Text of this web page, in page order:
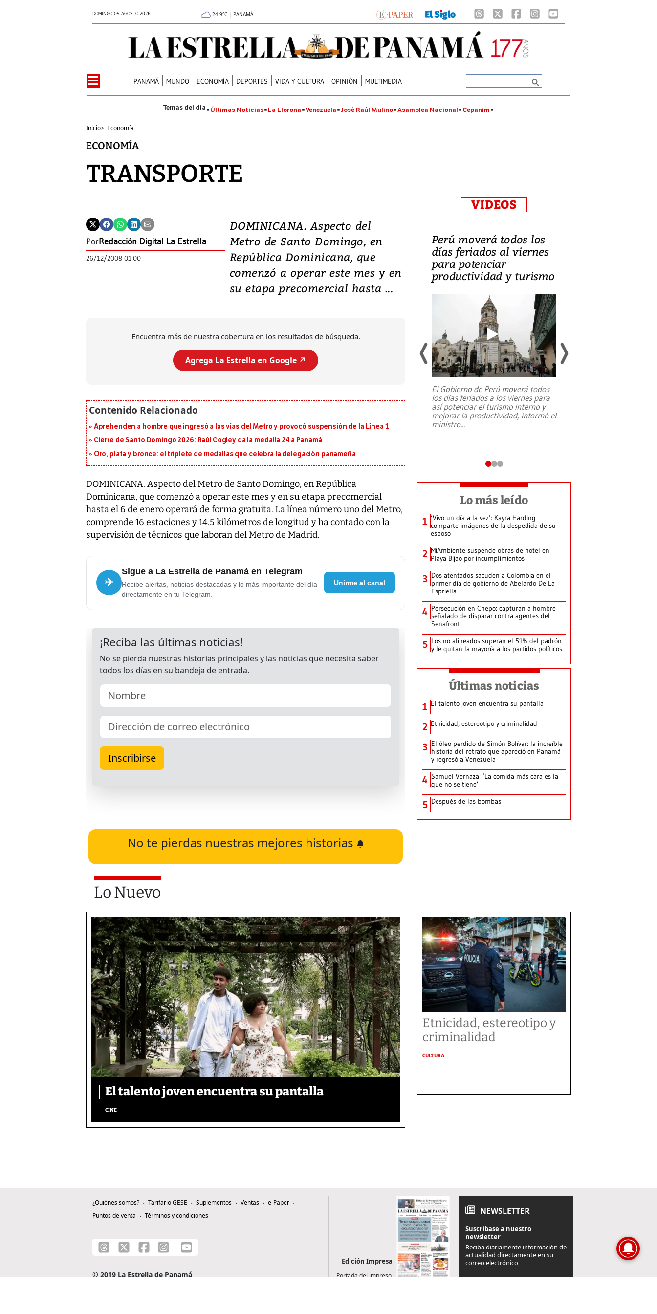
DOMINGO 09 AGOSTO 2026 24.9°C | PANAMÁ
PANAMÁ MUNDO ECONOMÍA DEPORTES VIDA Y CULTURA OPINIÓN MULTIMEDIA
Últimas Noticias La Llorona Venezuela José Raúl Mulino Asamblea Nacional Cepanim
Inicio> Economía
ECONOMÍA
TRANSPORTE
PorRedacción Digital La Estrella
26/12/2008 01:00
DOMINICANA. Aspecto del
Metro de Santo Domingo, en
República Dominicana, que
comenzó a operar este mes y en
su etapa precomercial hasta ...
Encuentra más de nuestra cobertura en los resultados de búsqueda.
Agrega La Estrella en Google ↗️
Aprehenden a hombre que ingresó a las vías del Metro y provocó suspensión de la Línea 1
Cierre de Santo Domingo 2026: Raúl Cogley da la medalla 24 a Panamá
Oro, plata y bronce: el triplete de medallas que celebra la delegación panameña
DOMINICANA. Aspecto del Metro de Santo Domingo, en República
Dominicana, que comenzó a operar este mes y en su etapa precomercial
hasta el 6 de enero operará de forma gratuita. La línea número uno del Metro,
comprende 16 estaciones y 14.5 kilómetros de longitud y ha contado con la
supervisión de técnicos que laboran del Metro de Madrid.
✈
Sigue a La Estrella de Panamá en Telegram
Recibe alertas, noticias destacadas y lo más importante del día
directamente en tu Telegram.
Unirme al canal
No te pierdas nuestras mejores historias
VIDEOS
Video: Lula lanza su
candidatura con
promesas de inversión
en defensa, educación y
tierras raras
Entre recuerdos y escuetas
da Silva, oficializó este domingo su
candidatura...
Perú moverá todos los
días feriados al viernes
para potenciar
productividad y turismo
El Gobierno de Perú moverá todos
los días feriados a los viernes para
así potenciar el turismo interno y
mejorar la productividad, informó el
ministro...
Lo más leído
1 ‘Vivo un día a la vez’: Kayra Harding
comparte imágenes de la despedida de su
esposo
2 MiAmbiente suspende obras de hotel en
Playa Bijao por incumplimientos
3 Dos atentados sacuden a Colombia en el
primer día de gobierno de Abelardo De La
Espriella
4 Persecución en Chepo: capturan a hombre
señalado de disparar contra agentes del
Senafront
5 Los no alineados superan el 51% del padrón
y le quitan la mayoría a los partidos políticos
Últimas noticias
1 El talento joven encuentra su pantalla​
2 Etnicidad, estereotipo y criminalidad
3 El óleo perdido de Simón Bolívar: la increíble
historia del retrato que apareció en Panamá
y regresó a Venezuela
4 Samuel Vernaza: ‘La comida más cara es la
que no se tiene’
5 Después de las bombas
Lo Nuevo
El talento joven encuentra su pantalla​
CINE
Etnicidad, estereotipo y
criminalidad
CULTURA
¿Quiénes somos? Tarifario GESE Suplementos Ventas
e-Paper
Puntos de venta
Términos y condiciones
© 2019 La Estrella de Panamá
Edición Impresa
Portada del impreso
NEWSLETTER
Suscríbase a nuestro
newsletter
Reciba diariamente información de
actualidad directamente en su
correo electrónico